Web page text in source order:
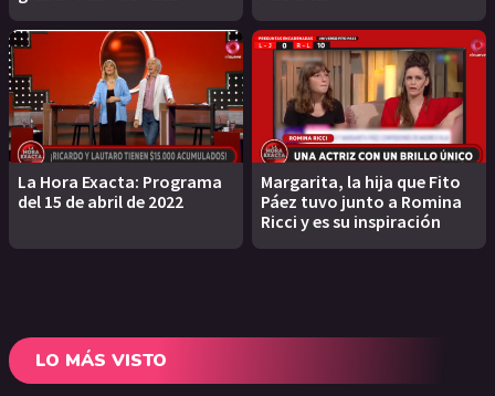
La Hora Exacta: Programa
del 15 de abril de 2022
Margarita, la hija que Fito
Páez tuvo junto a Romina
Ricci y es su inspiración
LO MÁS VISTO